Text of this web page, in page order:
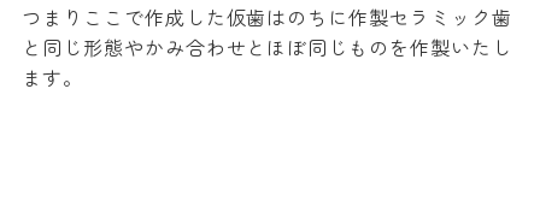
つまりここで作成した仮歯はのちに作製セラミック歯
と同じ形態やかみ合わせとほぼ同じものを作製いたし
ます。